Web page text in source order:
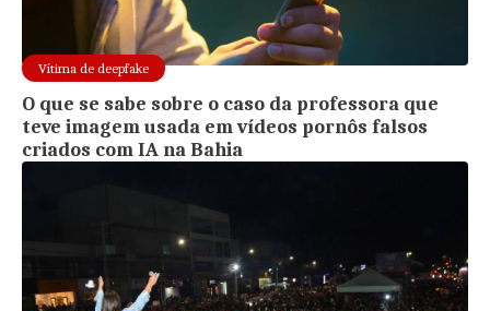
Vítima de deepfake
O que se sabe sobre o caso da professora que
teve imagem usada em vídeos pornôs falsos
criados com IA na Bahia